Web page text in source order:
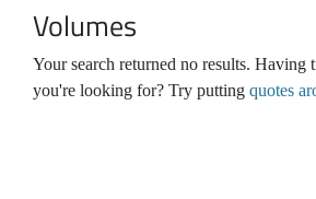
Volumes
Your search returned no results.
you're looking for? Try putting quotes